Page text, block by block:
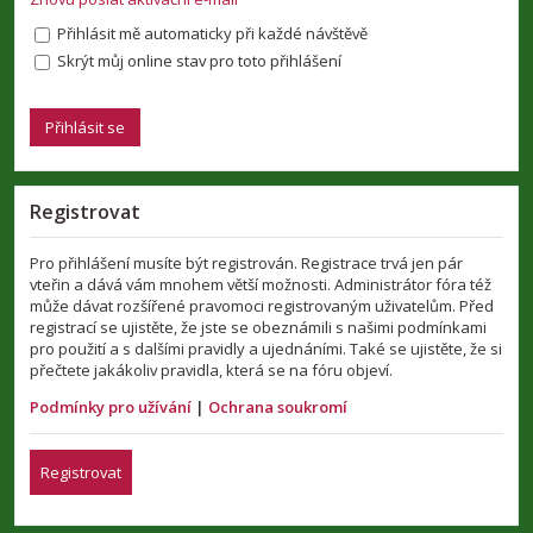
Přihlásit mě automaticky při každé návštěvě
Skrýt můj online stav pro toto přihlášení
Registrovat
Pro přihlášení musíte být registrován. Registrace trvá jen pár
vteřin a dává vám mnohem větší možnosti. Administrátor fóra též
může dávat rozšířené pravomoci registrovaným uživatelům. Před
registrací se ujistěte, že jste se obeznámili s našimi podmínkami
pro použití a s dalšími pravidly a ujednáními. Také se ujistěte, že si
přečtete jakákoliv pravidla, která se na fóru objeví.
Podmínky pro užívání | Ochrana soukromí
Registrovat